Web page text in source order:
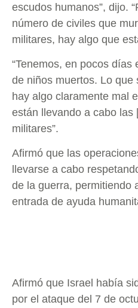
escudos humanos”, dijo.
número de civiles que
militares, hay algo que
“Tenemos, en pocos días
de niños muertos. Lo que
hay algo claramente mal
están llevando a cabo
militares”.
Afirmó que las
llevarse a cabo
de la guerra, permitiendo
entrada de ayuda
Afirmó que Israel había
por el ataque del 7 de